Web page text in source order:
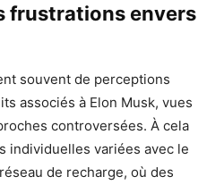
frustrations envers
souvent de perceptions
associés à Elon Musk, vues
controversées. À cela
individuelles variées avec le
de recharge, où des